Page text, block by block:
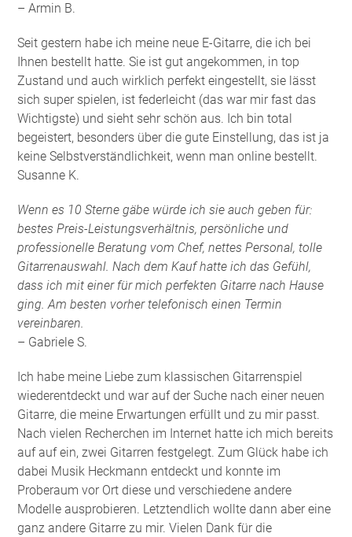
– Armin B.
Seit gestern habe ich meine neue E-Gitarre, die ich bei
Ihnen bestellt hatte. Sie ist gut angekommen, in top
Zustand und auch wirklich perfekt eingestellt, sie lässt
sich super spielen, ist federleicht (das war mir fast das
Wichtigste) und sieht sehr schön aus. Ich bin total
begeistert, besonders über die gute Einstellung, das ist ja
keine Selbstverständlichkeit, wenn man online bestellt.
Susanne K.
Wenn es 10 Sterne gäbe würde ich sie auch geben für:
bestes Preis-Leistungsverhältnis, persönliche und
professionelle Beratung vom Chef, nettes Personal, tolle
Gitarrenauswahl. Nach dem Kauf hatte ich das Gefühl,
dass ich mit einer für mich perfekten Gitarre nach Hause
ging. Am besten vorher telefonisch einen Termin
vereinbaren.
– Gabriele S.
Ich habe meine Liebe zum klassischen Gitarrenspiel
wiederentdeckt und war auf der Suche nach einer neuen
Gitarre, die meine Erwartungen erfüllt und zu mir passt.
Nach vielen Recherchen im Internet hatte ich mich bereits
auf auf ein, zwei Gitarren festgelegt. Zum Glück habe ich
dabei Musik Heckmann entdeckt und konnte im
Proberaum vor Ort diese und verschiedene andere
Modelle ausprobieren. Letztendlich wollte dann aber eine
ganz andere Gitarre zu mir. Vielen Dank für die